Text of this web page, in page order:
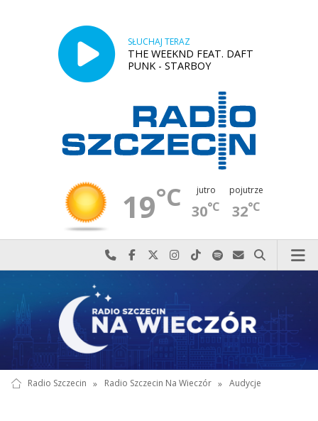
SŁUCHAJ TERAZ
THE WEEKND FEAT. DAFT
PUNK - STARBOY
19°C jutro
30°C
pojutrze
32°C
Najlepiej po prostu do nas zadzwoń
Odwiedź nas na Facebook-u
Odwiedź nas na X
Odwiedź nas na Instagram-ie
Odwiedź nas na TikTok-u
Szukaj nas na Spotify
Wyślij do nas
Szukaj
Radio Szczecin » Radio Szczecin Na Wieczór » Audycje